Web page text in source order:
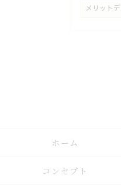
メリット
ホーム
コンセプト